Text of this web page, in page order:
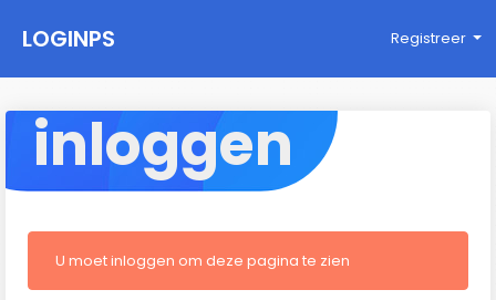
LOGINPS Registreer
inloggen
U moet inloggen om deze pagina te zien